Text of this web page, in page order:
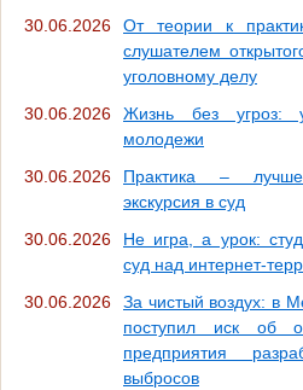
30.06.2026
От теории к
слушателем
уголовному делу
30.06.2026
Жизнь без угроз:
молодежи
30.06.2026
Практика –
экскурсия в суд
30.06.2026
Не игра, а урок:
суд над интернет-
30.06.2026
За чистый воздух: в
поступил иск об
предприятия
выбросов